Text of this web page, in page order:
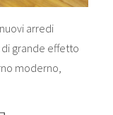
arredi
grande effetto
moderno,